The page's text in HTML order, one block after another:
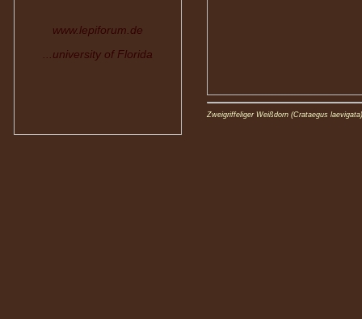
www.lepiforum.de
...university of Florida
Zweigriffeliger Weißdorn (Crataegus